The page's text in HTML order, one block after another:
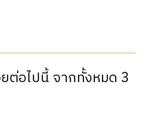
ต่อไปนี้ จากทั้งหมด 3